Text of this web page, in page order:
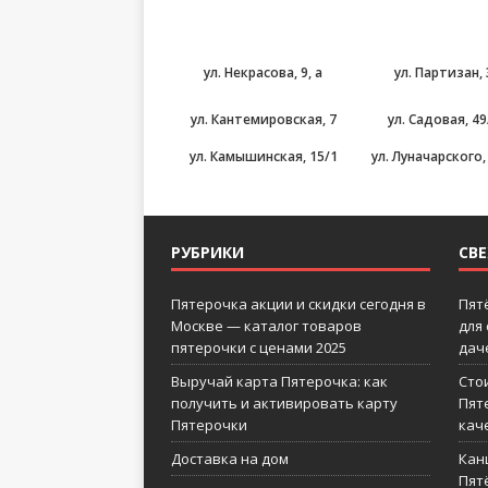
ул. Некрасова, 9, а ул. Партизан,
ул. Кантемировская, 7
ул. Садовая,
ул. Камышинская, 15/1
ул.
РУБРИКИ
Пятерочка акции и скидки сегодня в
Москве — каталог товаров
пятерочки с ценами 2025
Выручай карта Пятерочка: как
получить и активировать карту
Пятерочки
Доставка на дом
для